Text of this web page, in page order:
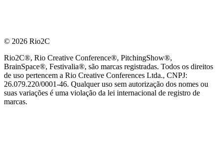
© 2026 Rio2C
Rio2C®, Rio Creative Conference®, PitchingShow®,
BrainSpace®, Festivalia®, são marcas registradas. Todos os direitos
de uso pertencem a Rio Creative Conferences Ltda., CNPJ:
26.079.220/0001-46. Qualquer uso sem autorização dos nomes ou
suas variações é uma violação da lei internacional de registro de
marcas.